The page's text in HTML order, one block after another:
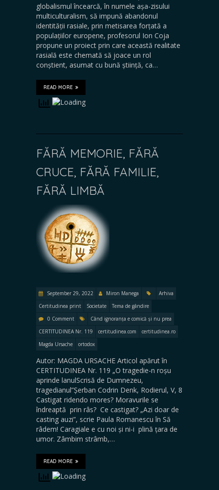
globalismul încearcă, în numele așa-zisului
multiculturalism, să impună abandonul
identității rasiale, prin metisarea forțată a
populațiilor europene, profesorul Ion Coja
propune un proiect prin care această realitate
rasială este chemată să joace un rol
conștient, asumat cu bună știință, ca…
READ MORE
FĂRĂ MEMORIE, FĂRĂ
CRUCE, FĂRĂ FAMILIE,
FĂRĂ LIMBĂ
September 29, 2022 Miron Manega
Arhiva
Certitudinea print
Societate
Tema de gândire
0 Comment
Când ignoranța e comică și nu prea
CERTITUDINEA Nr. 119
certitudinea.com
certitudinea.ro
Magda Ursache
ortodox
Autor: MAGDA URSACHE Articol apărut în
CERTITUDINEA Nr. 119 „O tragedie-n roșu
aprinde lanulScrisă de Dumnezeu,
tragedianul”Șerban Codrin Denk, Rodierul, V, 8
Castigat ridendo mores? Moravurile se
îndreaptă prin râs? Ce castigat? „Azi doar de
casting auzi”, scrie Paula Romanescu în Să
râdem! Caragiale e cu noi și ni-i plină țara de
umor. Zâmbim strâmb,…
READ MORE